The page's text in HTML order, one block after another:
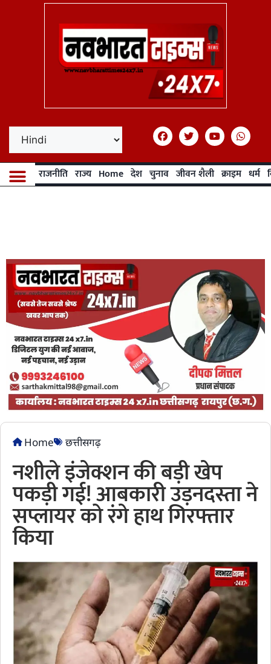
राजनीति राज्य Home देश चुनाव जीवन शैली क्राइम धर्म
Home छत्तीसगढ़
नशीले इंजेक्शन की बड़ी खेप
पकड़ी गई! आबकारी उड़नदस्ता ने
सप्लायर को रंगे हाथ गिरफ्तार
किया